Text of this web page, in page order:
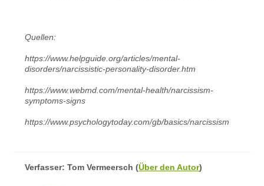
Quellen:
https://www.helpguide.org/articles/mental-
disorders/narcissistic-personality-disorder.htm
https://www.webmd.com/mental-health/narcissism-
symptoms-signs
https://www.psychologytoday.com/gb/basics/narcissism
Verfasser:Tom Vermeersch (Über den Autor)